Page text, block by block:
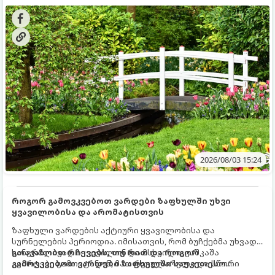
ხეები ზაფხულის სიცხეში:
2026/08/03 15:24
როგორ გამოვკვებოთ ვარდები ზაფხულში უხვი
ყვავილობისა და არომატისთვის
ზაფხული ვარდების აქტიური ყვავილობისა და
სურნელების პერიოდია. იმისათვის, რომ ბუჩქებმა უხვად,
ხანგრძლივად იყვავილონ და მსხვილი, კაშკაშა
კვირტები გამოიტანონ, მათ რეგულარული და სწორი
გთავაზობთ რჩევებს, თუ რით და როგორ
გამოვკვებოთ ვარდები ზაფხულში საუკეთესო